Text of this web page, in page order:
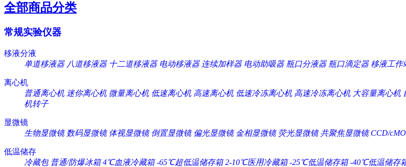
全部商品分类
常规实验仪器
移液分液
单道移液器 八道移液器 十二道移液器 电动移液器 连续加样器 电动助吸器 瓶口分液器 瓶口滴定器 移液工作
离心机
普通离心机 迷你离心机 微量离心机 低速离心机 高速离心机 低速冷冻离心机 高速冷冻离心机 大容量离心机
机转子
显微镜
生物显微镜 数码显微镜 体视显微镜 倒置显微镜 偏光显微镜 金相显微镜 荧光显微镜 共聚焦显微镜 CCD/
低温储存
冷藏包 普通/防爆冰箱 4℃血液冷藏箱 -65℃超低温储存箱 2-10℃医用冷藏箱 -25℃低温储存箱 -40℃低温储存